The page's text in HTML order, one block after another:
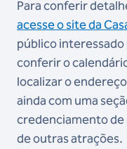
Para conferir
acesse o site da
público
conferir o
localizar o
ainda com uma
credenciamento de
de outras atrações.